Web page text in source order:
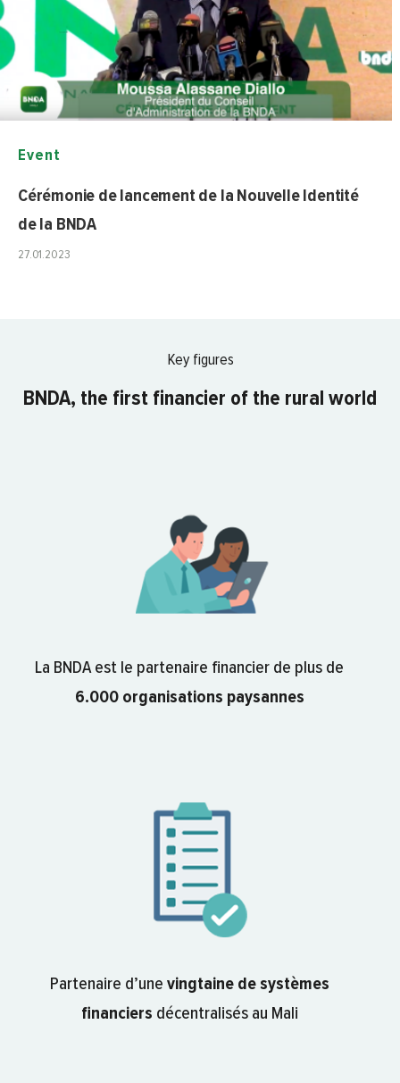
Event
Cérémonie de lancement de la Nouvelle Identité
de la BNDA
27.01.2023
Key figures
BNDA, the first financier of the rural world
La BNDA est le partenaire financier de plus de
6.000 organisations paysannes
Partenaire d’une vingtaine de systèmes
financiers décentralisés au Mali